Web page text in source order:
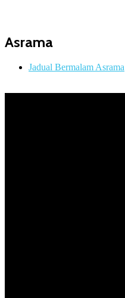
Asrama
Jadual Bermalam Asrama